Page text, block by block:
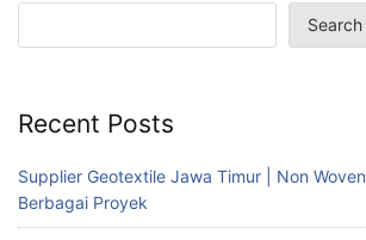
Search
Recent Posts
Supplier Geotextile Jawa Timur | Non
Berbagai Proyek